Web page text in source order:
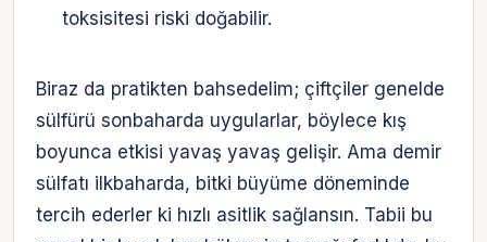
toksisitesi riski doğabilir.
Biraz da pratikten bahsedelim; çiftçiler genelde
sülfürü sonbaharda uygularlar, böylece kış
boyunca etkisi yavaş yavaş gelişir. Ama demir
sülfatı ilkbaharda, bitki büyüme döneminde
tercih ederler ki hızlı asitlik sağlansın. Tabii bu